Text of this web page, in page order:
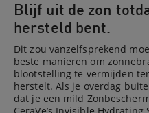
Blijf uit de zon
hersteld bent.
Dit zou vanzelfsprekend
beste manieren om
blootstelling te vermijden
herstelt. Als je overdag
dat je een mild